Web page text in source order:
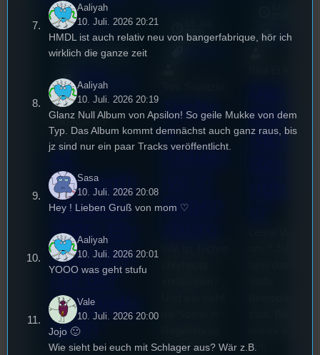
mic Konsumopfer
[S1/E1]
3. August 2026
Interview
Veranstaltungen
Sao-Mai Sol
Nguyen
44.
Stummfil
mwoche
2026: Ein
Interview
mit der
Festivalle
iterin
Die
2026
Techn
o
Kollekt
Regen
aus? Diese
Allgemein
Erste
Stufu
Ort!
Aaliyah
10. Juli. 2026 20:21
HMDL ist auch relativ neu von bangerfabrique, hör ich
wirklich die ganze zeit
Aaliyah
10. Juli. 2026 20:19
Glanz Null Album von Apsilon! So geile Mukke von dem
Typ. Das Album kommt demnächst auch ganz raus, bis
jz sind nur ein paar Tracks veröffentlicht.
Sasa
10. Juli. 2026 20:08
Hey ! Lieben Gruß von mom ♡
Aaliyah
10. Juli. 2026 20:01
YOOO was geht stufu
Vale
10. Juli. 2026 20:00
Jojo 🙂
Wie sieht bei euch mit Schlager aus? Wär z.B.